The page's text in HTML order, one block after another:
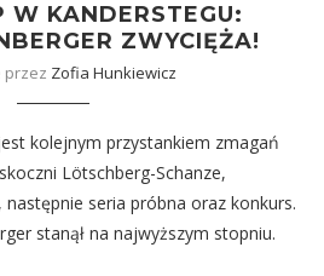
W KANDERSTEGU:
ZWYCIĘŻA!
przez Zofia Hunkiewicz
kolejnym przystankiem zmagań
Lötschberg-Schanze,
seria próbna oraz konkurs.
stanął na najwyższym stopniu.